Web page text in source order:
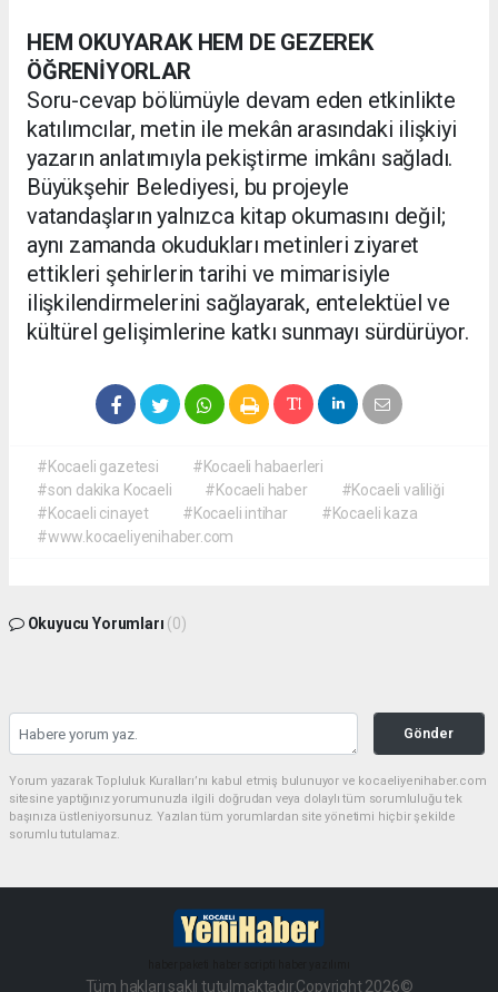
HEM OKUYARAK HEM DE GEZEREK
ÖĞRENİYORLAR
Soru-cevap bölümüyle devam eden etkinlikte
katılımcılar, metin ile mekân arasındaki ilişkiyi
yazarın anlatımıyla pekiştirme imkânı sağladı.
Büyükşehir Belediyesi, bu projeyle
vatandaşların yalnızca kitap okumasını değil;
aynı zamanda okudukları metinleri ziyaret
ettikleri şehirlerin tarihi ve mimarisiyle
ilişkilendirmelerini sağlayarak, entelektüel ve
kültürel gelişimlerine katkı sunmayı sürdürüyor.
#Kocaeli gazetesi
#Kocaeli habaerleri
#son dakika Kocaeli
#Kocaeli haber
#Kocaeli valiliği
#Kocaeli cinayet
#Kocaeli intihar
#Kocaeli kaza
#www.kocaeliyenihaber.com
Okuyucu Yorumları (0)
Gönder
Yorum yazarak Topluluk Kuralları’nı kabul etmiş bulunuyor ve kocaeliyenihaber.com
sitesine yaptığınız yorumunuzla ilgili doğrudan veya dolaylı tüm sorumluluğu tek
başınıza üstleniyorsunuz. Yazılan tüm yorumlardan site yönetimi hiçbir şekilde
sorumlu tutulamaz.
Tüm hakları saklı tutulmaktadır.Copyright 2026©